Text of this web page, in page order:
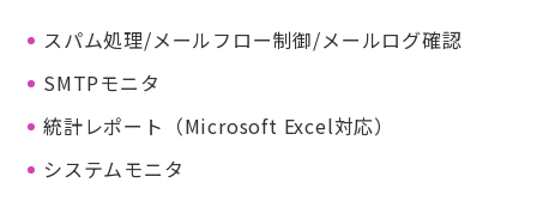
スパム処理/メールフロー制御/メールログ確認
SMTPモニタ
統計レポート（Microsoft Excel対応）
システムモニタ